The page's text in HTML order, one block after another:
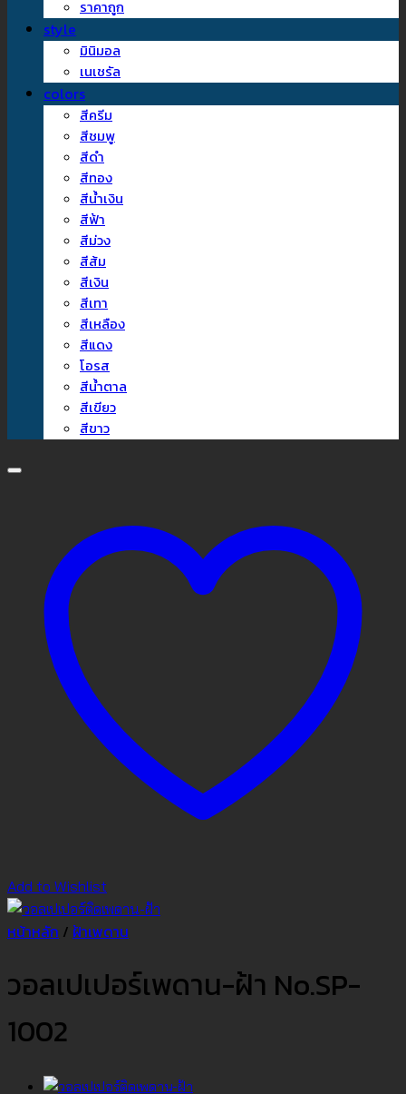
ราคาถูก
style
มินิมอล
เนเชรัล
colors
สีครีม
สีชมพู
สีดำ
สีทอง
สีน้ำเงิน
สีฟ้า
สีม่วง
สีส้ม
สีเงิน
สีเทา
สีเหลือง
สีแดง
โอรส
สีน้ำตาล
สีเขียว
สีขาว
Add to Wishlist
หน้าหลัก / ฝ้าเพดาน
วอลเปเปอร์เพดาน-ฝ้า No.SP-
1002